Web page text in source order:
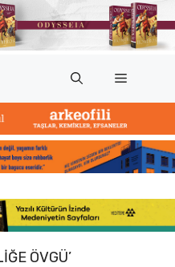
Menü
ÖVGÜ’